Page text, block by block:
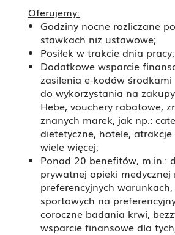
Oferujemy:
Godziny nocne rozliczane
stawkach niż ustawowe;
Posiłek w trakcie dnia pracy;
Dodatkowe wsparcie
zasilenia e-kodów
do wykorzystania na
Hebe, vouchery rabatowe,
znanych marek, jak np.:
dietetyczne, hotele,
wiele więcej;
Ponad 20 benefitów, m.in.:
prywatnej opieki medycznej
preferencyjnych
sportowych na
coroczne badania krwi,
wsparcie finansowe dla